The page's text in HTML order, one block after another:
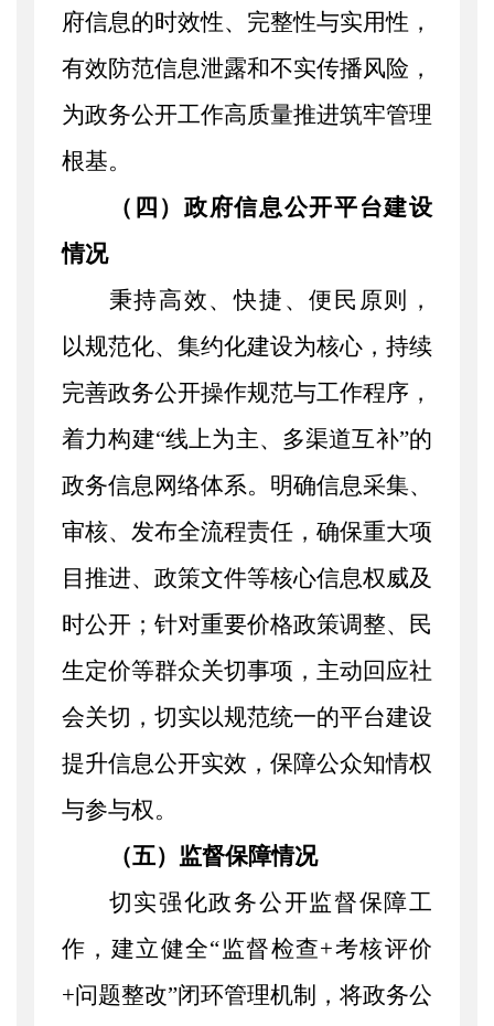
府信息的时效性、完整性与实用性，
有效防范信息泄露和不实传播风险，
为政务公开工作高质量推进筑牢管理
根基。
（四）政府信息公开平台建设
情况
秉持高效、快捷、便民原则，
以规范化、集约化建设为核心，持续
完善政务公开操作规范与工作程序，
着力构建“线上为主、多渠道互补”的
政务信息网络体系。明确信息采集、
审核、发布全流程责任，确保重大项
目推进、政策文件等核心信息权威及
时公开；针对重要价格政策调整、民
生定价等群众关切事项，主动回应社
会关切，切实以规范统一的平台建设
提升信息公开实效，保障公众知情权
与参与权。
（五）监督保障情况
切实强化政务公开监督保障工
作，建立健全“监督检查+考核评价
+问题整改”闭环管理机制，将政务公